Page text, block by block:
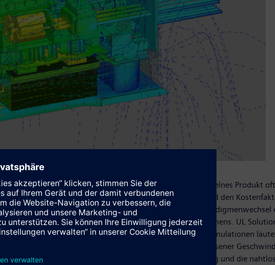
umfassende physische Tests, bei denen ein einzelnes Produkt
ist die Antwort auf die besondere Herausforderung und den
geht. Siemens und UL Solutions haben hier einen
nahtlos die Funktionen des digitalen Zwillings von Siemens. UL
Zertifizierungsprozess. Durch den Einsatz digitaler Simulationen
und Erkenntnisse über das Produkt mit noch nie dagewesener
durch geringere Kosten, eine schnellere Markteinführung und die